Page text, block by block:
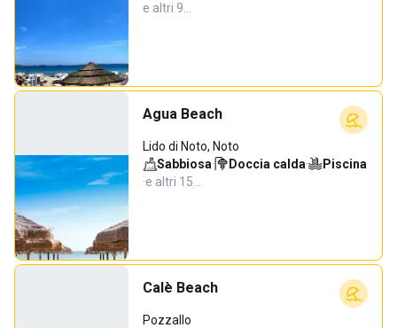
e altri 9…
Agua Beach
Lido di Noto, Noto
Sabbiosa· Doccia calda·
Piscina
·e altri 15…
Calè Beach
Pozzallo